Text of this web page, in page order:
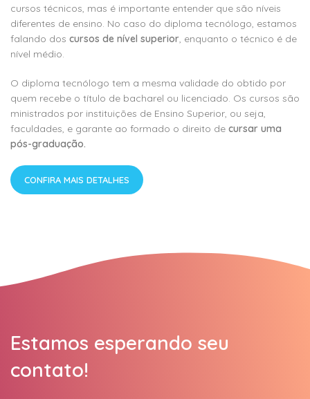
cursos técnicos, mas é importante entender que são níveis
diferentes de ensino. No caso do diploma tecnólogo, estamos
falando dos cursos de nível superior, enquanto o técnico é de
nível médio.
O diploma tecnólogo tem a mesma validade do obtido por
quem recebe o título de bacharel ou licenciado. Os cursos são
ministrados por instituições de Ensino Superior, ou seja,
faculdades, e garante ao formado o direito de cursar uma
pós-graduação.
CONFIRA MAIS DETALHES
Estamos esperando seu
contato!